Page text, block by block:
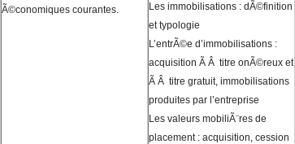
Ã©conomiques courantes.
Les immobilisations : dÃ©finition
et typologie
L’entrÃ©e d’immobilisations :
acquisition Ã Â titre onÃ©reux et
Ã Â titre gratuit, immobilisations
produites par l’entreprise
Les valeurs mobiliÃ¨res de
placement : acquisition, cession